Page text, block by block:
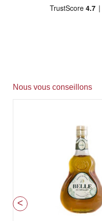
Nous vous conseillons